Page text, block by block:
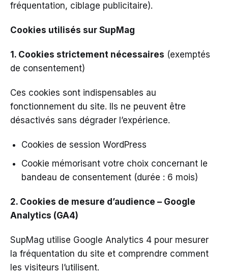
fréquentation, ciblage publicitaire).
Cookies utilisés sur SupMag
1. Cookies strictement nécessaires (exemptés
de consentement)
Ces cookies sont indispensables au
fonctionnement du site. Ils ne peuvent être
désactivés sans dégrader l’expérience.
Cookies de session WordPress
Cookie mémorisant votre choix concernant le
bandeau de consentement (durée : 6 mois)
2. Cookies de mesure d’audience – Google
Analytics (GA4)
SupMag utilise Google Analytics 4 pour mesurer
la fréquentation du site et comprendre comment
les visiteurs l’utilisent.